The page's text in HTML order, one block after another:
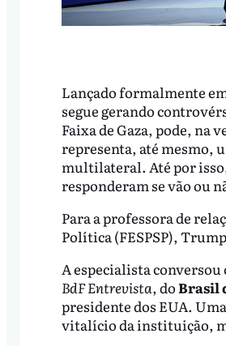
Lançado formalmente
segue gerando
Faixa de Gaza, pode, na
representa, até mesmo,
multilateral. Até por
responderam se vão ou
Para a professora de
Política (FESPSP),
A especialista conversou
BdF Entrevista, doBrasil
presidente dos EUA.
vitalício da instituição,